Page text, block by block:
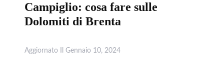
Campiglio: cosa fare sulle
Dolomiti di Brenta
Aggiornato Il Gennaio 10, 2024